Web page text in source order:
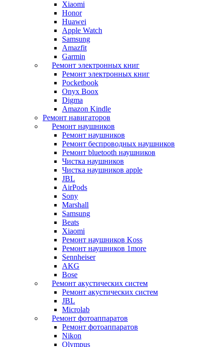
Xiaomi
Honor
Huawei
Apple Watch
Samsung
Amazfit
Garmin
Ремонт электронных книг
Ремонт электронных книг
Pocketbook
Onyx Boox
Digma
Amazon Kindle
Ремонт навигаторов
Ремонт наушников
Ремонт наушников
Ремонт беспроводных наушников
Ремонт bluetooth наушников
Чистка наушников
Чистка наушников apple
JBL
AirPods
Sony
Marshall
Samsung
Beats
Xiaomi
Ремонт наушников Koss
Ремонт наушников 1more
Sennheiser
AKG
Bose
Ремонт акустических систем
Ремонт акустических систем
JBL
Microlab
Ремонт фотоаппаратов
Ремонт фотоаппаратов
Nikon
Olympus